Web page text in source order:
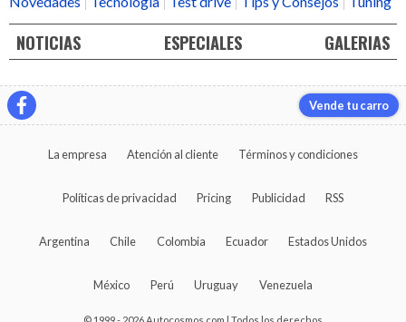
NOTICIAS ESPECIALES GALERIAS
Vende tu carro
La empresa Atención al cliente Términos y condiciones
Políticas de privacidad Pricing Publicidad RSS
Argentina Chile Colombia Ecuador Estados Unidos
México Perú Uruguay Venezuela